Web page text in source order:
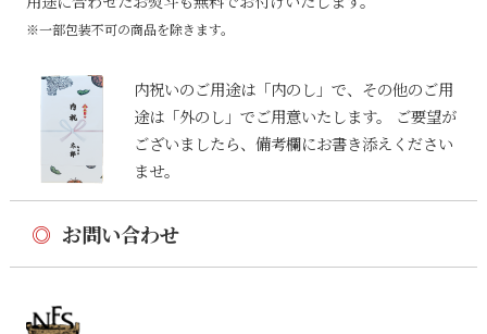
※一部包装不可の商品を除きます。
内祝いのご用途は「内のし」で、その他のご用
途は「外のし」でご用意いたします。 ご要望が
ございましたら、備考欄にお書き添えください
ませ。
◎ お問い合わせ